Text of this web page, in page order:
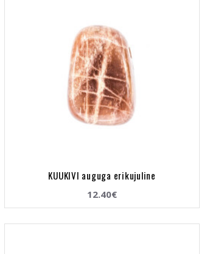
KUUKIVI auguga erikujuline
12.40€